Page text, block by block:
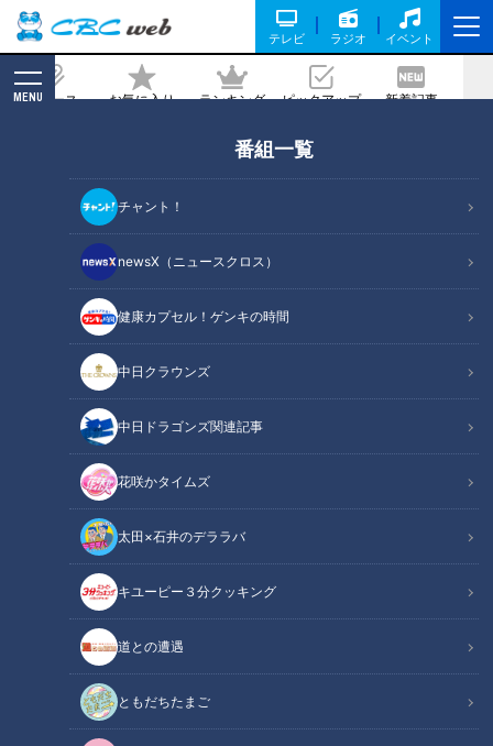
テレビ ラジオ イベント
ニュース お気に入り ランキング ピックアップ 新着記事
MENU
番組一覧
チャント！
newsX（ニュースクロス）
健康カプセル！ゲンキの時間
中日クラウンズ
中日ドラゴンズ関連記事
花咲かタイムズ
太田×石井のデララバ
キユーピー３分クッキング
道との遭遇
ともだちたまご
とうまい豚照り焼き」レシピ
2026/06/01 06:01
RadiChubu（ラジチューブ）
CBCラジオ #プラス！
月曜日の『ＣＢＣラジオ #プラス！』では旬の食材を紹介して
います。6月1日の放送では、名古屋市中央卸売市場名古屋青果
の久野さんが「ミョウガ」をピックアップ。ミョウガのトリビ
アから高知県ならではのおすすめレシピまで、たっぷりと紹介
します。
関連リンク この記事をradiko（ラジコ）で聴く